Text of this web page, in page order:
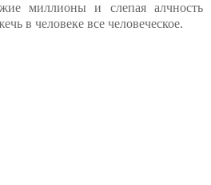
миллионы и слепая алчность
в человеке все человеческое.